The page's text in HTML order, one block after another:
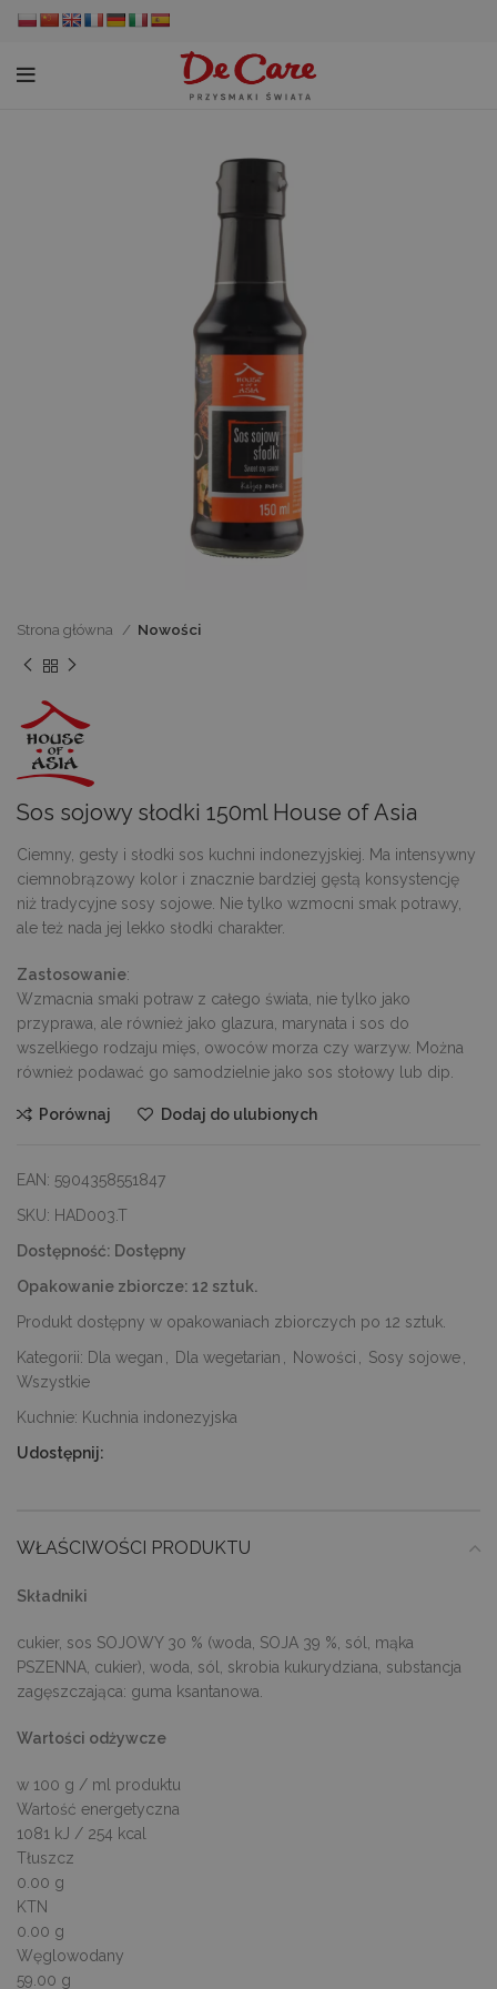
Strona główna Nowości
Sos sojowy słodki 150ml House of Asia
Ciemny, gesty i słodki sos kuchni indonezyjskiej. Ma intensywny
ciemnobrązowy kolor i znacznie bardziej gęstą konsystencję
niż tradycyjne sosy sojowe. Nie tylko wzmocni smak potrawy,
ale też nada jej lekko słodki charakter.
Zastosowanie:
Wzmacnia smaki potraw z całego świata, nie tylko jako
przyprawa, ale również jako glazura, marynata i sos do
wszelkiego rodzaju mięs, owoców morza czy warzyw. Można
również podawać go samodzielnie jako sos stołowy lub dip.
Porównaj Dodaj do ulubionych
EAN: 5904358551847
SKU: HAD003.T
Dostępność: Dostępny
Opakowanie zbiorcze: 12 sztuk.
Produkt dostępny w opakowaniach zbiorczych po 12 sztuk.
Kategorii: Dla wegan Dla wegetarian Nowości Sosy sojowe
Wszystkie
Kuchnie: Kuchnia indonezyjska
Udostępnij:
WŁAŚCIWOŚCI PRODUKTU
Składniki
cukier, sos SOJOWY 30 % (woda, SOJA 39 %, sól, mąka
PSZENNA, cukier), woda, sól, skrobia kukurydziana, substancja
zagęszczająca: guma ksantanowa.
Wartości odżywcze
w 100 g / ml produktu
Wartość energetyczna
1081 kJ / 254 kcal
Tłuszcz
0.00 g
KTN
0.00 g
Węglowodany
59.00 g